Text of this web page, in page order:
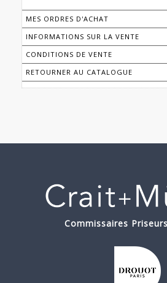
MES ORDRES D'ACHAT
INFORMATIONS SUR LA VENTE
CONDITIONS DE VENTE
RETOURNER AU CATALOGUE
Commissaires